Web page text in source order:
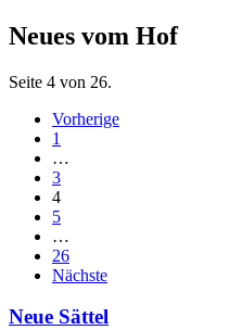
Neues vom Hof
Seite 4 von 26.
Vorherige
1
…
3
4
5
…
26
Nächste
Neue Sättel